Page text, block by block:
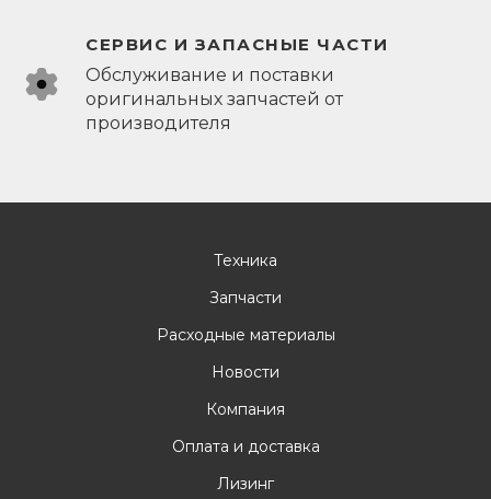
СЕРВИС И ЗАПАСНЫЕ ЧАСТИ
Обслуживание и поставки
оригинальных запчастей от
производителя
Техника
Запчасти
Расходные материалы
Новости
Компания
Оплата и доставка
Лизинг